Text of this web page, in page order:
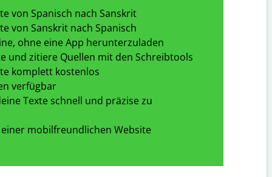
von Spanisch nach Sanskrit
von Sanskrit nach Spanisch
ohne eine App herunterzuladen
und zitiere Quellen mit den Schreibtools
komplett kostenlos
verfügbar
Texte schnell und präzise zu
mobilfreundlichen Website